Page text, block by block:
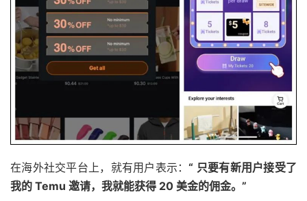
在海外社交平台上，就有用户表示：“ 只要有新用户接受了
我的 Temu 邀请，我就能获得 20 美金的佣金。”